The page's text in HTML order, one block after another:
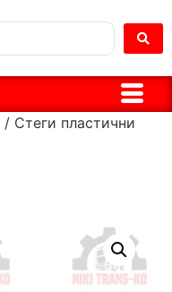
/ Стеги пластични